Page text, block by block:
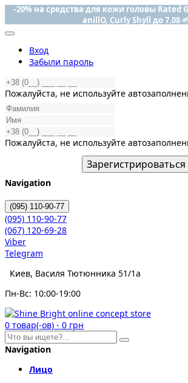
-20% на средства для кожи головы Rated
anillO, Curly Shyll до 7.08
Вход
Забыли пароль
Пожалуйста, не используйте
Пожалуйста, не используйте
Зарегистрироваться
Navigation
(095) 110-90-77
(095) 110-90-77
(067) 120-69-28
Viber
Telegram
Киев, Василя Тютюнника 51/1а
Пн-Вс: 10:00-19:00
0 товар(-ов) - 0 грн
Navigation
Лицо